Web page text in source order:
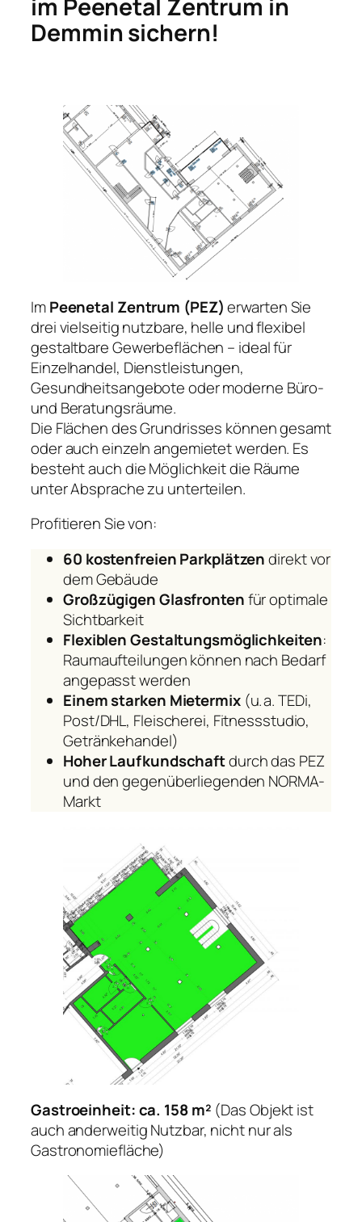
im Peenetal Zentrum in
Demmin sichern!
ImPeenetal Zentrum (PEZ)erwarten Sie
drei vielseitig nutzbare, helle und flexibel
gestaltbare Gewerbeflächen – ideal für
Einzelhandel, Dienstleistungen,
Gesundheitsangebote oder moderne Büro-
und Beratungsräume.
Die Flächen des Grundrisses können gesamt
oder auch einzeln angemietet werden. Es
besteht auch die Möglichkeit die Räume
unter Absprache zu unterteilen.
Profitieren Sie von:
60 kostenfreien Parkplätzendirekt vor
dem Gebäude
Großzügigen Glasfrontenfür optimale
Sichtbarkeit
Flexiblen Gestaltungsmöglichkeiten:
Raumaufteilungen können nach Bedarf
angepasst werden
Einem starken Mietermix(u. a. TEDi,
Post/DHL, Fleischerei, Fitnessstudio,
Getränkehandel)
Hoher Laufkundschaftdurch das PEZ
und den gegenüberliegenden NORMA-
Markt
Gastroeinheit: ca. 158 m² (Das Objekt ist
auch anderweitig Nutzbar, nicht nur als
Gastronomiefläche)